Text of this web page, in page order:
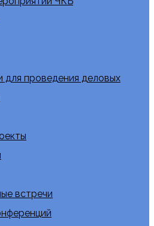
проведения деловых
встречи